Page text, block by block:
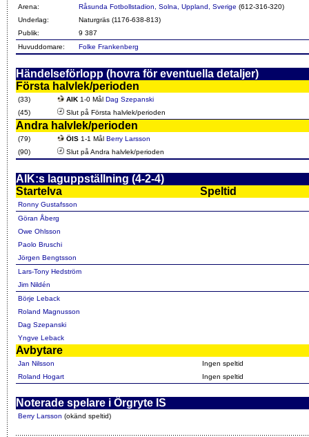
Arena:
Råsunda Fotbollstadion, Solna, Uppland, Sverige (612-316-320)
Underlag:
Naturgräs (1176-638-813)
Publik:
9 387
Huvuddomare:
Folke Frankenberg
Händelseförlopp (hovra för eventuella detaljer)
Första halvlek/perioden
(33) AIK 1-0 Mål Dag Szepanski
(45)
Slut på Första halvlek/perioden
Andra halvlek/perioden
(79) ÖIS 1-1 Mål Berry Larsson
(90)
Slut på Andra halvlek/perioden
AIK:s laguppställning (4-2-4)
Startelva
Speltid
Ronny Gustafsson
Göran Åberg
Owe Ohlsson
Paolo Bruschi
Jörgen Bengtsson
Lars-Tony Hedström
Jim Nildén
Börje Leback
Roland Magnusson
Dag Szepanski
Yngve Leback
Avbytare
Jan Nilsson
Ingen speltid
Roland Hogart
Ingen speltid
Noterade spelare i Örgryte IS
Berry Larsson (okänd speltid)